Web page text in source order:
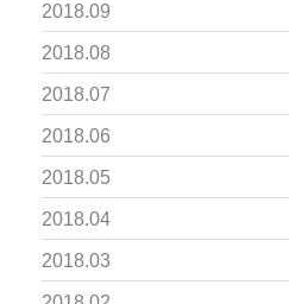
2018.09
2018.08
2018.07
2018.06
2018.05
2018.04
2018.03